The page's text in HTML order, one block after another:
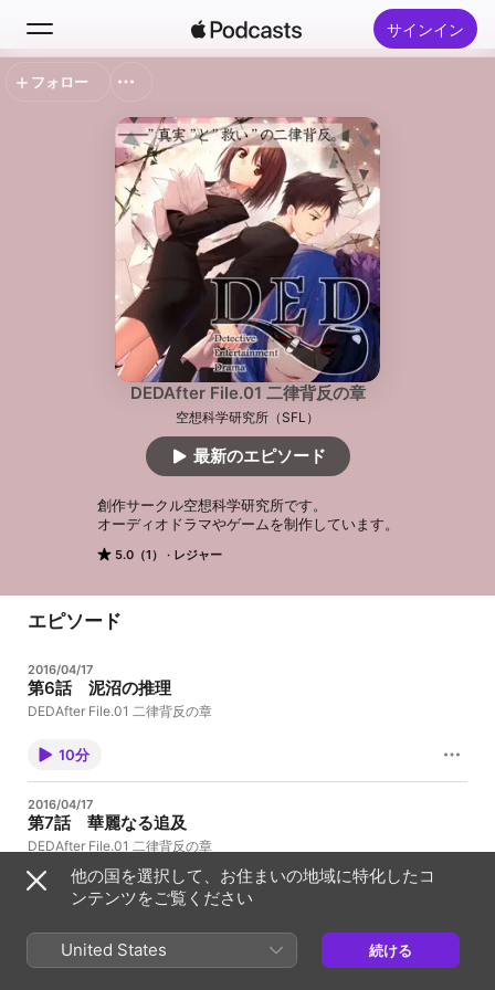
サインイン
新着おすすめ
トップランキング
DEDAfter File.01 二律背反の章
空想科学研究所（SFL）
5.0（1） レジャー
創作サークル空想科学研究所です。
オーディオドラマやゲームを制作しています。
最新のエピソード
フォロー
エピソード
2016/04/17
第6話 泥沼の推理
DEDAfter File.01 二律背反の章
10分
2016/04/17
第7話 華麗なる追及
DEDAfter File.01 二律背反の章
8分
2016/04/17
第8話 最低の結末
他の国を選択して、お住まいの地域に特化したコ
ンテンツをご覧ください
United States 続ける